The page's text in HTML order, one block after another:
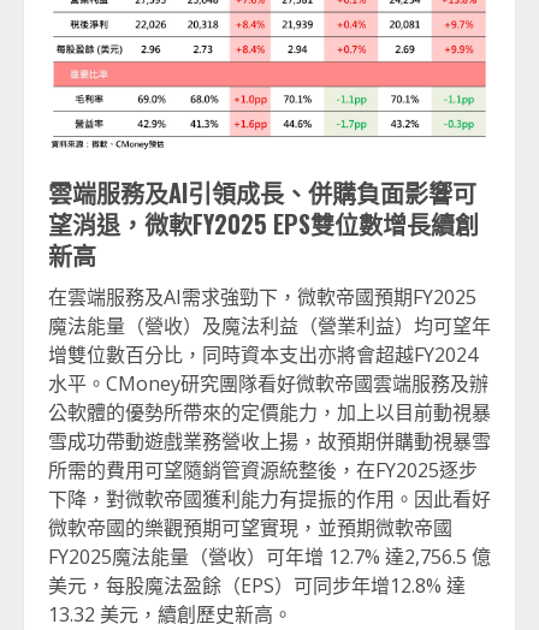
雲端服務及AI引領成長、併購負面影響可
望消退，微軟FY2025 EPS雙位數增長續創
新高
在雲端服務及AI需求強勁下，微軟帝國預期FY2025
魔法能量（營收）及魔法利益（營業利益）均可望年
增雙位數百分比，同時資本支出亦將會超越FY2024
水平。CMoney研究團隊看好微軟帝國雲端服務及辦
公軟體的優勢所帶來的定價能力，加上以目前動視暴
雪成功帶動遊戲業務營收上揚，故預期併購動視暴雪
所需的費用可望隨銷管資源統整後，在FY2025逐步
下降，對微軟帝國獲利能力有提振的作用。因此看好
微軟帝國的樂觀預期可望實現，並預期微軟帝國
FY2025魔法能量（營收）可年增 12.7% 達2,756.5 億
美元，每股魔法盈餘（EPS）可同步年增12.8% 達
13.32 美元，續創歷史新高。